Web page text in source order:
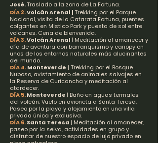
José.Traslado a la zona de La Fortuna.
DÍA 2.Volcán Arenal |Trekking por el Parque
Nacional, visita de la Catarata Fortuna, puentes
colgantes en Mistico Park y puesta de sol entre
volcanes. Cena de bienvenida.
DÍA 3.Volcán Arenal | Meditación al amanecer y
día de aventura con barranquismo y canopy en
unos de los entornos naturales más alucinantes
del mundo.
DÍA 4.Monteverde | Trekking por el Bosque
Nuboso, avistamiento de animales salvajes en
la Reserva de Curicancha y meditación al
atardecer.
DÍA 5.Monteverde | Baño en aguas termales
del volcán. Vuelo en avioneta a Santa Teresa.
Paseo por la playa y alojamiento en una villa
privada única y exclusiva.
DÍA 6.Santa Teresa | Meditación al amanecer,
paseo por la selva, actividades en grupo y
disfrutar de nuestro espacio de lujo privado en